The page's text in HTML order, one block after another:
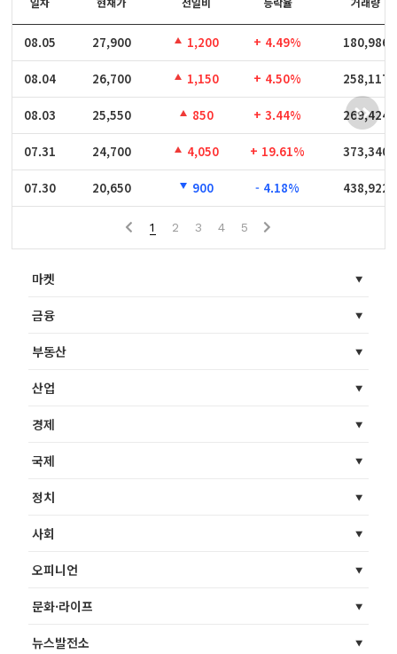
08.05
08.04
08.03
07.31
07.30
08.05 27,900 1,200 + 4.49% 180,986
08.04 26,700 1,150 + 4.50% 258,117
08.03 25,550 850 + 3.44% 269,424
07.31 24,700 4,050 + 19.61% 373,340
07.30 20,650 900 - 4.18% 438,922
1 2 3 4 5
마켓
금융
부동산
산업
경제
국제
정치
사회
오피니언
문화·라이프
뉴스발전소